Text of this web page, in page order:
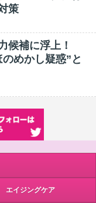
策
候補に浮上！
めかし疑惑”と
エイジングケア